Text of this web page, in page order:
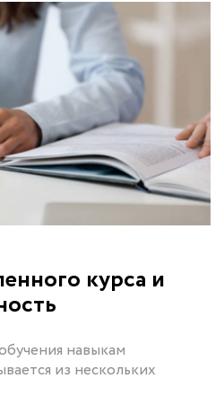
курса и
навыкам
из нескольких